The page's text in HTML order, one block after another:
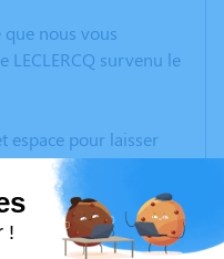
que nous vous
LECLERCQ survenu le
espace pour laisser
photos souvenirs, une
à travers des
est un lieu
mémoire de Jeannine